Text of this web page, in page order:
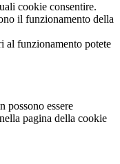
cookie consentire.
il funzionamento della
al funzionamento potete
possono essere
pagina della cookie